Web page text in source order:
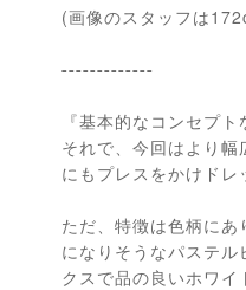
(画像のスタッフは
-------------
『基本的なコンセプ
それで、今回はより
にもプレスをかけドレ
ただ、特徴は色柄に
になりそうなパステ
クスで品の良いホワイ